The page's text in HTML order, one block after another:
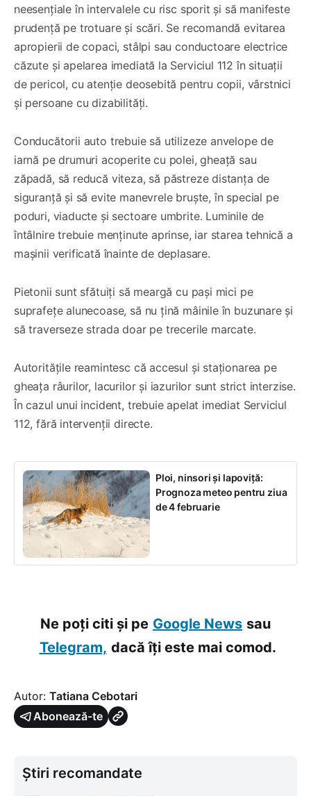
neesențiale în intervalele cu risc sporit și să manifeste
prudență pe trotuare și scări. Se recomandă evitarea
apropierii de copaci, stâlpi sau conductoare electrice
căzute și apelarea imediată la Serviciul 112 în situații
de pericol, cu atenție deosebită pentru copii, vârstnici
și persoane cu dizabilități.
Conducătorii auto trebuie să utilizeze anvelope de
iarnă pe drumuri acoperite cu polei, gheață sau
zăpadă, să reducă viteza, să păstreze distanța de
siguranță și să evite manevrele bruște, în special pe
poduri, viaducte și sectoare umbrite. Luminile de
întâlnire trebuie menținute aprinse, iar starea tehnică a
mașinii verificată înainte de deplasare.
Pietonii sunt sfătuiți să meargă cu pași mici pe
suprafețe alunecoase, să nu țină mâinile în buzunare și
să traverseze strada doar pe trecerile marcate.
Autoritățile reamintesc că accesul și staționarea pe
gheața râurilor, lacurilor și iazurilor sunt strict interzise.
În cazul unui incident, trebuie apelat imediat Serviciul
112, fără intervenții directe.
Ploi, ninsori și lapoviță:
Prognoza meteo pentru ziua
de 4 februarie
Ne poți citi și pe Google News sau
Telegram, dacă îți este mai comod.
Autor: Tatiana Cebotari
Abonează-te
Știri recomandate